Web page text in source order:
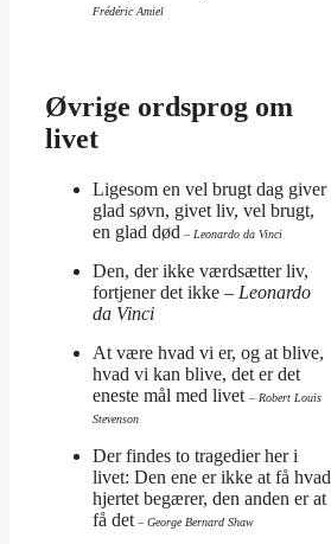
Frédéric Amiel
Øvrige ordsprog om
livet
Ligesom en vel brugt dag giver
glad søvn, givet liv, vel brugt,
en glad død – Leonardo da Vinci
Den, der ikke værdsætter liv,
fortjener det ikke – Leonardo
da Vinci
At være hvad vi er, og at blive,
hvad vi kan blive, det er det
eneste mål med livet – Robert Louis
Stevenson
Der findes to tragedier her i
livet: Den ene er ikke at få hvad
hjertet begærer, den anden er at
få det– George Bernard Shaw